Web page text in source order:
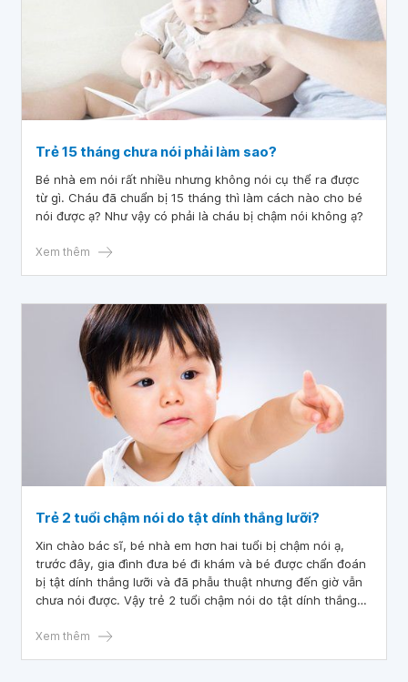
Trẻ 15 tháng chưa nói phải làm sao?
Bé nhà em nói rất nhiều nhưng không nói cụ thể ra được
từ gì. Cháu đã chuẩn bị 15 tháng thì làm cách nào cho bé
nói được ạ? Như vậy có phải là cháu bị chậm nói không ạ?
Xem thêm
Trẻ 2 tuổi chậm nói do tật dính thắng lưỡi?
Xin chào bác sĩ, bé nhà em hơn hai tuổi bị chậm nói ạ,
trước đây, gia đình đưa bé đi khám và bé được chẩn đoán
bị tật dính thắng lưỡi và đã phẫu thuật nhưng đến giờ vẫn
chưa nói được. Vậy trẻ 2 tuổi chậm nói do tật dính thắng
tư vấn!
Xem thêm